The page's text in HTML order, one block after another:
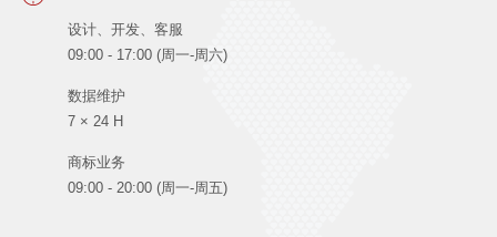
设计、开发、客服
09:00 - 17:00 (周一-周六)
数据维护
7 × 24 H
商标业务
09:00 - 20:00 (周一-周五)